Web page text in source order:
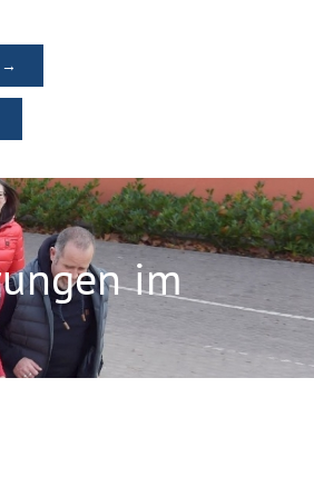
→
im